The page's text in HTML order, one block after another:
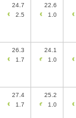
24.7
2.5
22.6
1.0
26.3
1.7
24.1
1.0
27.4
1.7
25.2
1.0